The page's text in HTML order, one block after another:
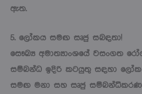
ඇත.
5. ලෝකය සමඟ සෘජු සබඳතා!
සෞඛ්‍ය අමාත්‍යාංශයේ වසංගත
සම්බන්ධ ඉදිරි කටයුතු සඳහා
සමඟ මනා සහ සෘජු